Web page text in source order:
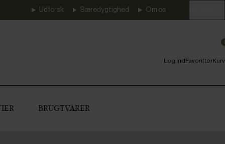
Udforsk Bæredygtighed Om os
Log indFavoritterKurv
BRUGTVARER